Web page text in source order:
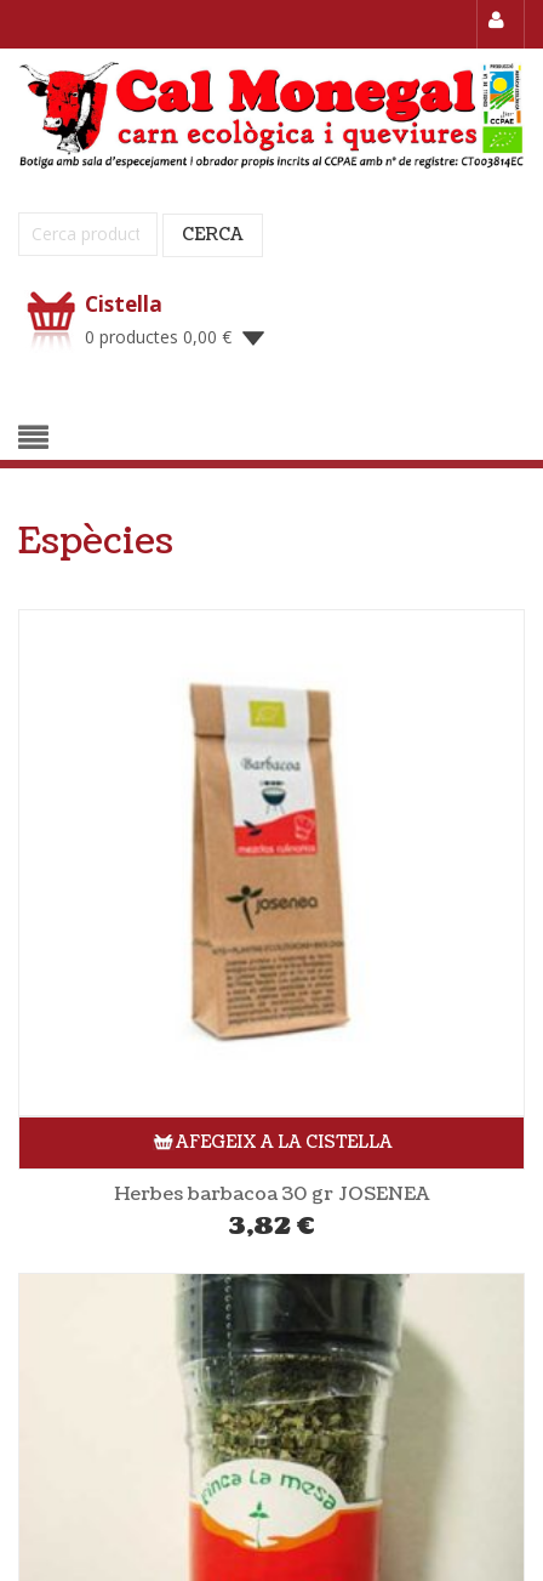
Cerca: CERCA
Cistella
0 productes 0,00 €
Espècies
AFEGEIX A LA CISTELLA
Herbes barbacoa 30 gr JOSENEA
3,82€